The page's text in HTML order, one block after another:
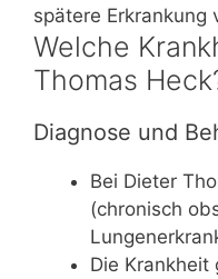
spätere Erkrankung
Welche
Thomas
Diagnose und
Bei Dieter
(chronisch
Die Krankheit